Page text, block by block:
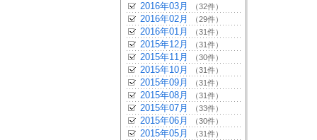
2016年03月 （32件）
2016年02月 （29件）
2016年01月 （31件）
2015年12月 （31件）
2015年11月 （30件）
2015年10月 （31件）
2015年09月 （31件）
2015年08月 （31件）
2015年07月 （33件）
2015年06月 （30件）
2015年05月 （31件）